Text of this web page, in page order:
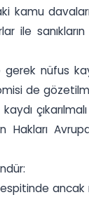
kamu
ile
nüfus
de
Hakları
ancak